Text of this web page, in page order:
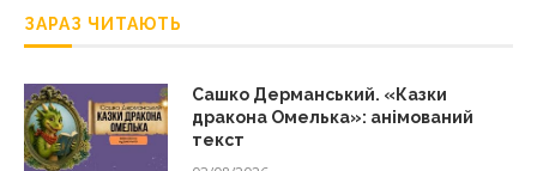
ЗАРАЗ ЧИТАЮТЬ
Сашко Дерманський. «Казки
дракона Омелька»: анімований
текст